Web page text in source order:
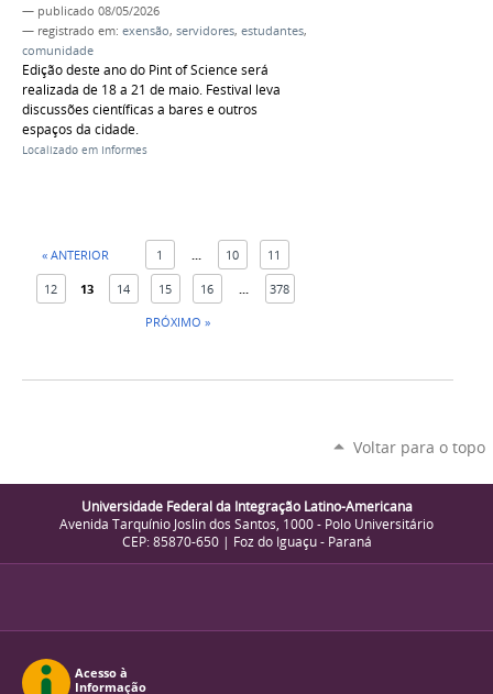
— publicado 08/05/2026
— registrado em: exensão, servidores, estudantes,
comunidade
Edição deste ano do Pint of Science será
realizada de 18 a 21 de maio. Festival leva
discussões científicas a bares e outros
espaços da cidade.
Localizado em Informes
« ANTERIOR 1 10 11
12 13 14 15 16
378
PRÓXIMO »
Voltar para o topo
Universidade Federal da Integração Latino-Americana
Avenida Tarquínio Joslin dos Santos, 1000 - Polo Universitário
CEP: 85870-650 | Foz do Iguaçu - Paraná